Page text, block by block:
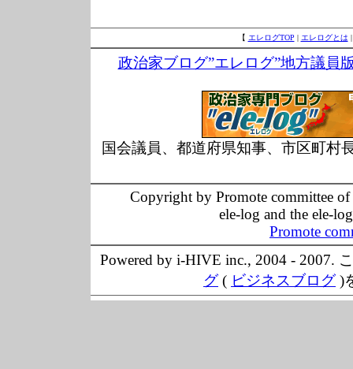
【 エレログTOP | エレログとは
政治家ブログ”エレログ”地方議員
国会議員、都道府県知事、市区町村
Copyright by Promote committee
ele-log and the ele-
Promote
Powered by i-HIVE inc., 2004 - 2007.
グ( ビジネスブログ)